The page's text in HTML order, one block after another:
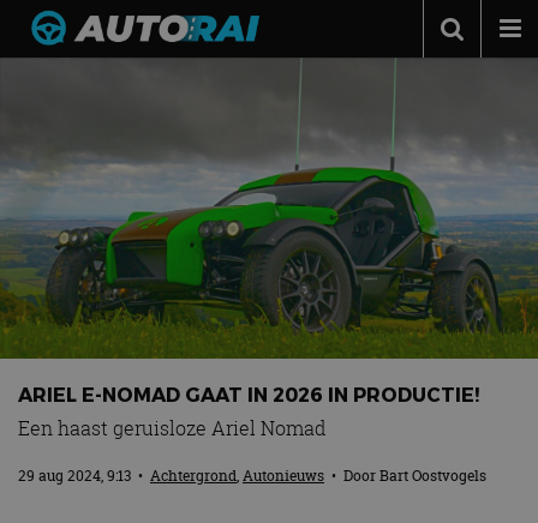
Autotests
Automerken
Adverteren
Contact
MotorRAI.nl
ARIEL E-NOMAD GAAT IN 2026 IN PRODUCTIE!
Een haast geruisloze Ariel Nomad
29 aug 2024, 9:13 • Achtergrond,Autonieuws • DoorBart Oostvogels